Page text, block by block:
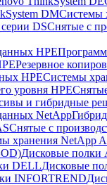
DMСистемы
DSСнятые с
HPE
Резервное
HPEСистемы
уровня HPE
и гибридные
NetApp
Снятые с
хранения NetApp
Дисковые полки
DELLДисковые
INFORTREND